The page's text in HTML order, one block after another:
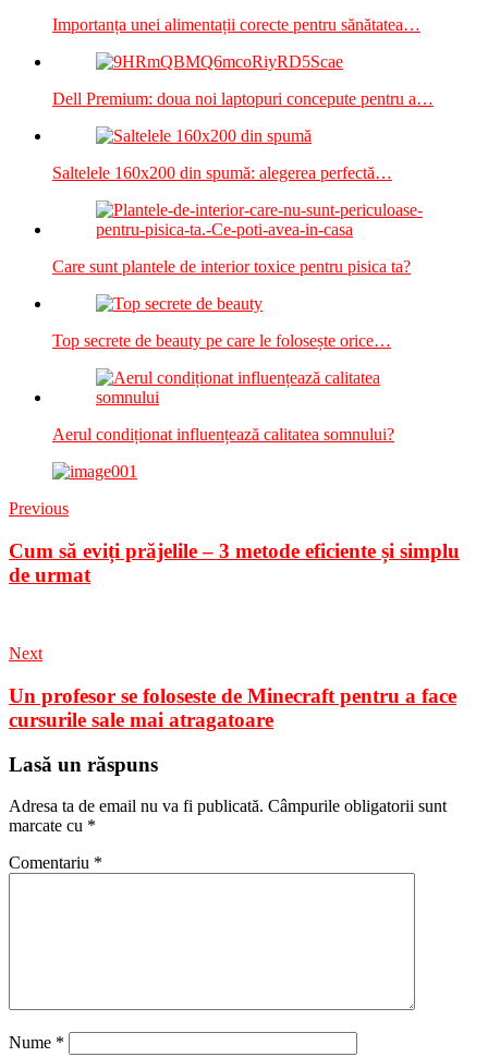
Importanța unei alimentații corecte pentru sănătatea…
Dell Premium: doua noi laptopuri concepute pentru a…
Saltelele 160x200 din spumă: alegerea perfectă…
Care sunt plantele de interior toxice pentru pisica ta?
Top secrete de beauty pe care le folosește orice…
Aerul condiționat influențează calitatea somnului?
Previous
Cum să eviți prăjelile – 3 metode eficiente și simplu
de urmat
Next
Un profesor se foloseste de Minecraft pentru a face
cursurile sale mai atragatoare
Lasă un răspuns
Adresa ta de email nu va fi publicată. Câmpurile obligatorii sunt
marcate cu *
Comentariu *
Nume *